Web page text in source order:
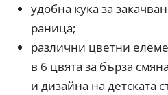
удобна кука за
раница;
различни цветни
в 6 цвята за бърза
и дизайна на детската